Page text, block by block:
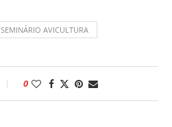
SEMINÁRIO AVICULTURA
0